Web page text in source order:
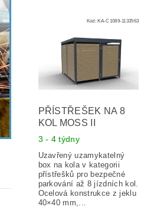
Kód:KA-C1089-1133563
PŘÍSTŘEŠEK NA 8
KOL MOSS II
3 - 4 týdny
Uzavřený uzamykatelný
box na kola v kategorii
přístřešků pro bezpečné
parkování až 8 jízdních kol.
Ocelová konstrukce z jeklu
40×40 mm,...